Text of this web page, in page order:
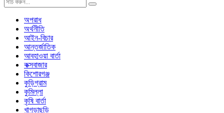
অপরাধ
অর্থনীতি
আইন-বিচার
আন্তর্জাতিক
আবহাওয়া বার্তা
কক্সবাজার
কিশোরগঞ্জ
কুড়িগ্রাম
কুমিল্লা
কৃষি বার্তা
খাগড়াছড়ি